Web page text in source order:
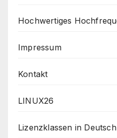
Hochwertiges
Impressum
Kontakt
LINUX26
Lizenzklassen in